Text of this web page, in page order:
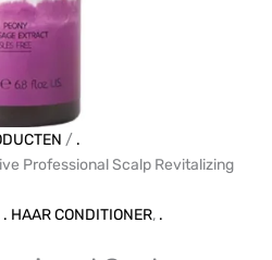
/ .
Professional Scalp Revitalizing
. HAAR CONDITIONER, .